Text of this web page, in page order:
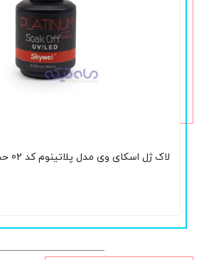
لاک ژل اسکای وی مدل پلاتینوم کد 02 حجم 15 میلی لیتر